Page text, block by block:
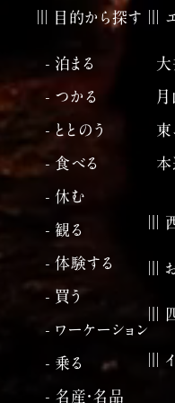
目的から探す
- 泊まる
- つかる
- ととのう
- 食べる
- 休む
- 観る
- 体験する
- 買う
- ワーケーション
- 乗る
- 名産・名品
大
月
東
本